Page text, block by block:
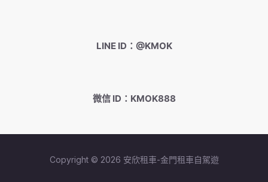
LINE ID：@KMOK
微信 ID：KMOK888
Copyright © 2026 安欣租車-金門租車自駕遊